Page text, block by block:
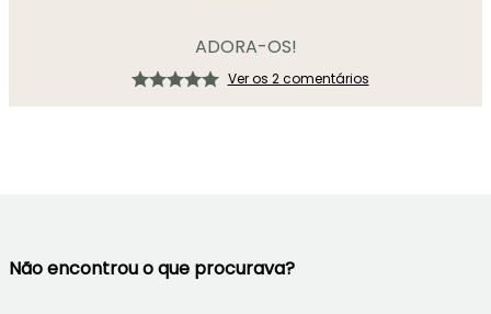
ADORA-OS!
Ver os 2 comentários
Não encontrou o que procurava?